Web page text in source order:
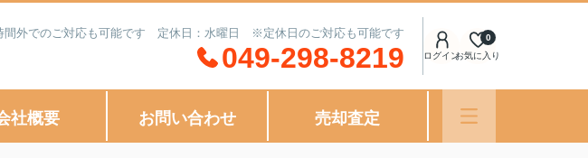
間外でのご対応も可能です 定休日：水曜日 ※定休日のご対応も可能です
049-298-8219 ログインお気に入り
0
社概要 お問い合わせ 売却査定